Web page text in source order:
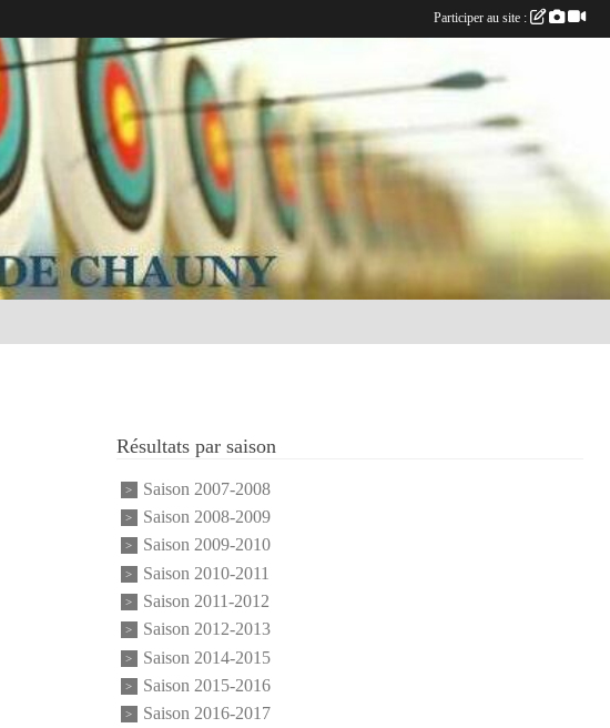
Résultats par saison
Saison 2007-2008
Saison 2008-2009
Saison 2009-2010
Saison 2010-2011
Saison 2011-2012
Saison 2012-2013
Saison 2014-2015
Saison 2015-2016
Saison 2016-2017
Participer au site :